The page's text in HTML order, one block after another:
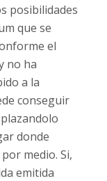
posibilidades
que se
el
no ha
a la
conseguir
donde
medio. Si,
emitida